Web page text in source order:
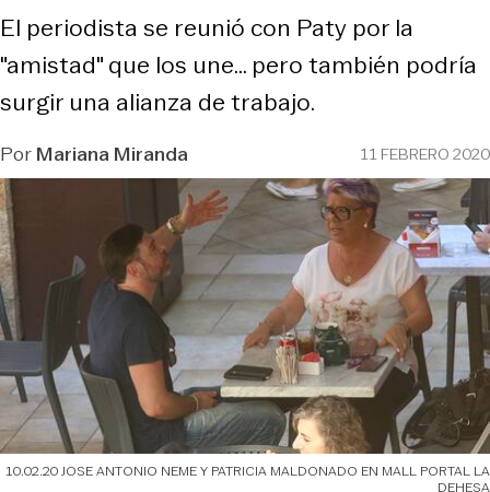
El periodista se reunió con Paty por la
"amistad" que los une... pero también podría
surgir una alianza de trabajo.
PorMariana Miranda 11 FEBRERO 2020
10.02.20 JOSE ANTONIO NEME Y PATRICIA MALDONADO EN MALL PORTAL LA
DEHESA